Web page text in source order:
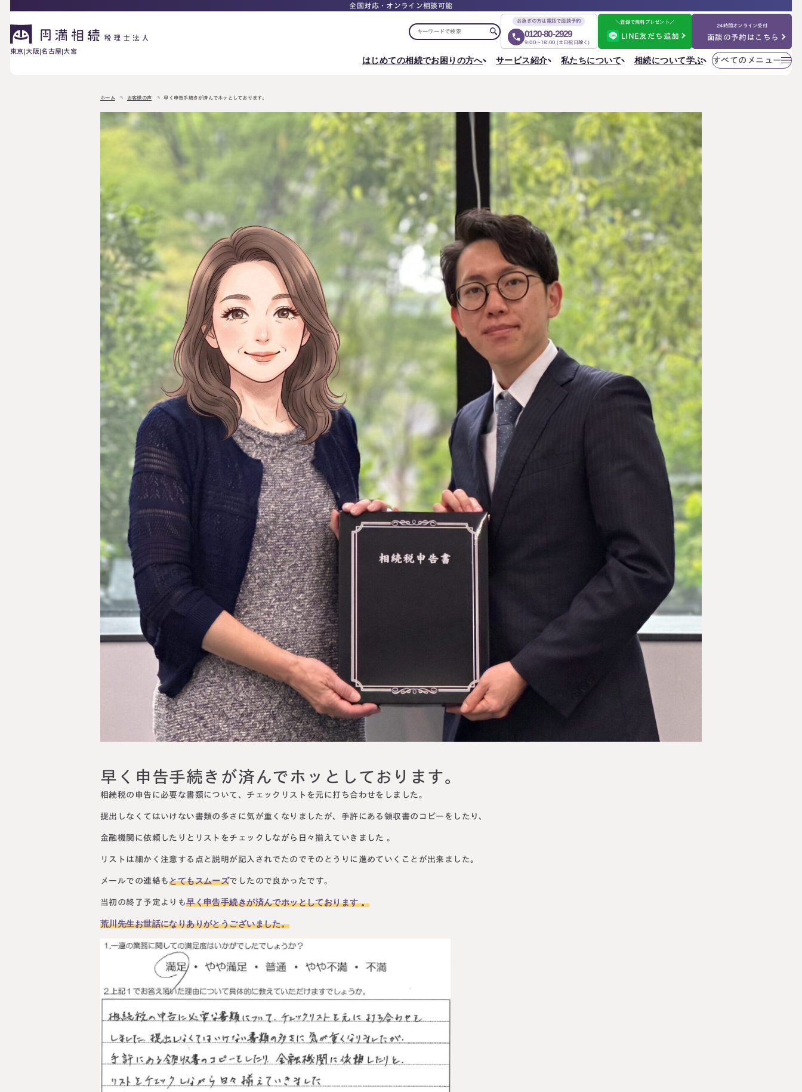
全国対応・オンライン相談可能
東京 大阪 名古屋 大宮
お急ぎの方は電話で面談予約
0120-80-2929
9:00～18:00 (土日祝日除く)
＼登録で無料プレゼント／
LINE友だち追加
24時間オンライン受付
面談の予約はこちら
はじめての相続でお困りの方へ
お困りの方へ
選ばれる理由 よくある質問 相続を学ぶ
サービス紹介
相続税申告について ご相談の流れ 料金表
相続に備えたい方へ
生前対策相談について 相続税試算について 料金表
よくある質問
お客様の声
私たちについて
東京事務所
〒107-0062
東京都港区南青山一丁目2番6号
ラティス青山スクエア2階
Access
大阪事務所
〒530-0017
大阪府大阪市北区角田町8番47号
阪急グランドビル20階
Access
名古屋事務所
愛知県名古屋市中村区名駅三丁目28番12号
大名古屋ビルヂング25階
Access
大宮事務所
〒330-0854
埼玉県さいたま市大宮区桜木町一丁目195番地1
大宮ソラミチKOZ4階
Access
相続について学ぶ
円満相続塾（受講生募集中）
すべてのメニュー
メニューを
閉じる
相続が発生した方へ
ご相談の流れ
相続に備えたい方へ
生前対策相談に
ついて
相続税試算につ
いて
メディア実績
出版書籍
よくある質問
料金表
事務所一覧
東京事務所
大阪事務所
名古屋事務所
大宮事務所
はじめての相続でお困りの方へ
はじめての方へ
相続ロードマップ
相続について学ぶ
相続コラム
セミナー
円満相続ちゃんねる
円満相続塾（受講生募集中）
その他のメニュー
採用サイト
お知らせ
社員日記
お急ぎの方は電話で面談予約
0120-80-2929
面談予約・お問い合わせ 【24時間受付】
LINE友だち追加 登録で無料プレゼント
プライバシーポリシー
ホーム お客様の声 早く申告手続きが済んでホッとしております。
早く申告手続きが済んでホッとしております。
相続税の申告に必要な書類について、チェックリストを元に打ち合わせをしました。
提出しなくてはいけない書類の多さに気が重くなりましたが、手許にある領収書のコピーをしたり、
金融機関に依頼したりとリストをチェックしながら日々揃えていきました 。
リストは細かく注意する点と説明が記入されでたのでそのとうりに進めていくことが出来ました。
メールでの連絡もとてもスムーズでしたので良かったです。
当初の終了予定よりも早く申告手続きが済んでホッとしております 。
荒川先生お世話になりありがとうございました。